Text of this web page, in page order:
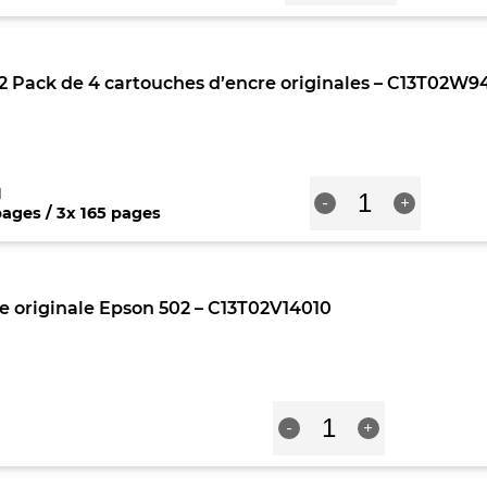
d'entretien
T04D1
Pack de 4 cartouches d’encre originales –
/ 3x 165 pages -
de
502XL/502
+
Epson 502 – C13T02V14010
-
de
d'encre
+